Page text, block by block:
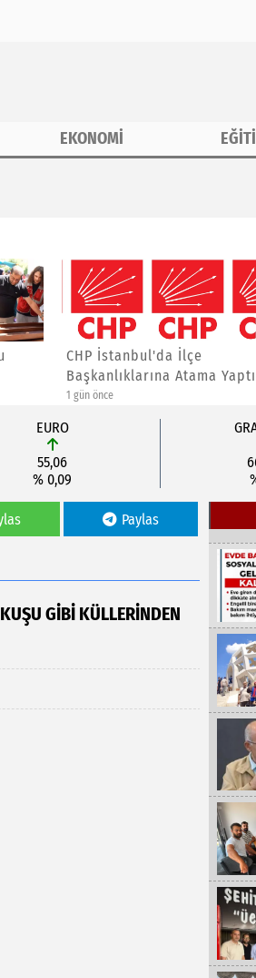
EKONOMİ
Asiad Genel Başkanı Yücel
Yalçınkaya'ya Yeni Görev
4 gün önce
EURO
55,06
% 0,09
Paylas
GİBİ KÜLLERİNDEN